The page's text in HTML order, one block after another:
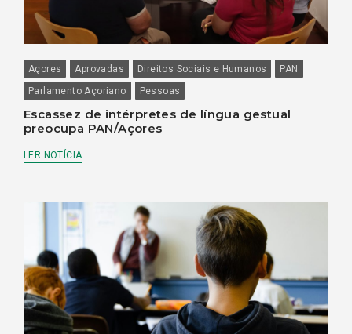
Açores Aprovadas Direitos Sociais e Humanos
PAN
Parlamento Açoriano
Pessoas
Escassez de intérpretes de língua gestual
preocupa PAN/Açores
LER NOTÍCIA